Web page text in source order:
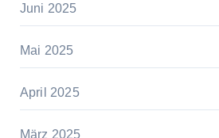
Juni 2025
Mai 2025
April 2025
März 2025